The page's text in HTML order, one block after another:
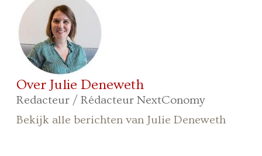
Over Julie Deneweth
Redacteur / Rédacteur NextConomy
Bekijk alle berichten van Julie Deneweth